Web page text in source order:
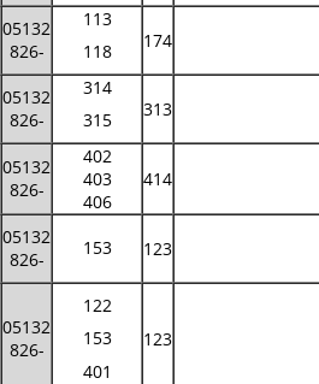
05132
826-
113
118
174
05132
826-
314
315
313
05132
826-
402
403
406
414
05132
826-
153 123
05132
826-
122
153
401
123